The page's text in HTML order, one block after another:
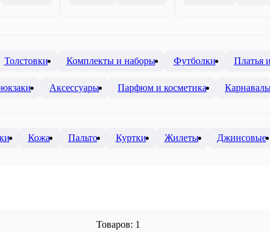
Толстовки Комплекты и наборы Футболки Платья
Аксессуары Парфюм и косметика
Кожа Пальто Куртки Жилеты Джинсовые
Товаров: 1